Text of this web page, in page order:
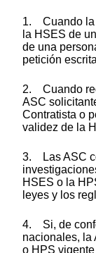
1. Cuando la
la HSES de
de una
petición
2. Cuando
ASC
Contratista o
validez de la
3. Las ASC
HSES o la
leyes y los
4. Si, de
nacionales, la
o HPS